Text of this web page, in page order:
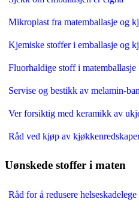
Mikroplast fra matemballasje og
Kjemiske stoffer i emballasje og
Fluorhaldige stoff i matemballasje
Servise og bestikk av melamin-
Ver forsiktig med keramikk av
Råd ved kjøp av
Uønskede stoffer i maten
Råd for å redusere